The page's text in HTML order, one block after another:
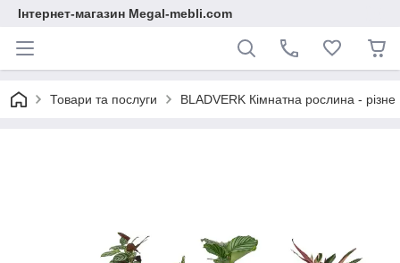
Інтернет-магазин Megal-mebli.com
Товари та послуги BLADVERK Кімнатна рослина -